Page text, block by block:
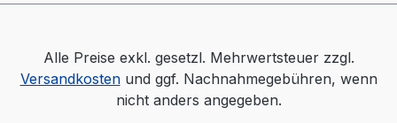
Alle Preise exkl. gesetzl. Mehrwertsteuer zzgl.
Versandkostenund ggf. Nachnahmegebühren, wenn
nicht anders angegeben.